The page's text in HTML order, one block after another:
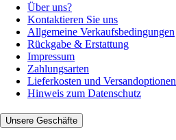
Über uns?
Kontaktieren Sie uns
Allgemeine Verkaufsbedingungen
Rückgabe & Erstattung
Impressum
Zahlungsarten
Lieferkosten und Versandoptionen
Hinweis zum Datenschutz
Unsere Geschäfte